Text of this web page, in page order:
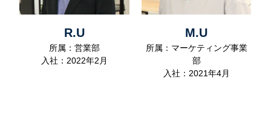
R.U
所属：営業部
入社：2022年2月
M.U
所属：マーケティング事業
部
入社：2021年4月